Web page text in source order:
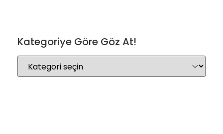
Kategoriye Göre Göz At!